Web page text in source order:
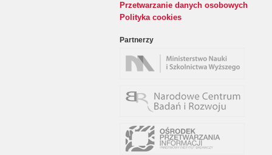
Przetwarzanie danych osobowych
Polityka cookies
Partnerzy